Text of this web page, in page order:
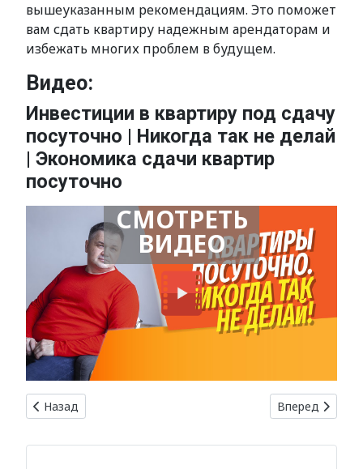
вышеуказанным рекомендациям. Это поможет
вам сдать квартиру надежным арендаторам и
избежать многих проблем в будущем.
Видео:
Инвестиции в квартиру под сдачу
посуточно | Никогда так не делай
| Экономика сдачи квартир
посуточно
СМОТРЕТЬ
ВИДЕО
Предыдущий: Топ-5 ошибок при поиске арендного жилья
Назад Следующий:
Вперед